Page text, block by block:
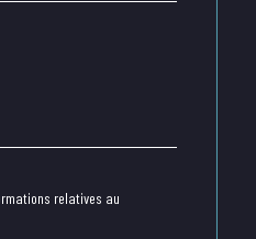
relatives au